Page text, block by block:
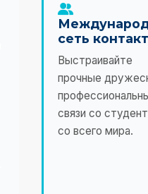
сеть
Выстраивайте
прочные
связи со
со всего мира.